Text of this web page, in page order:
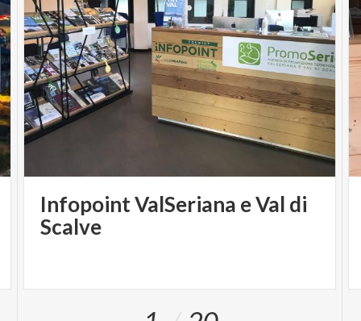
Infopoint ValSeriana e Val di
Scalve